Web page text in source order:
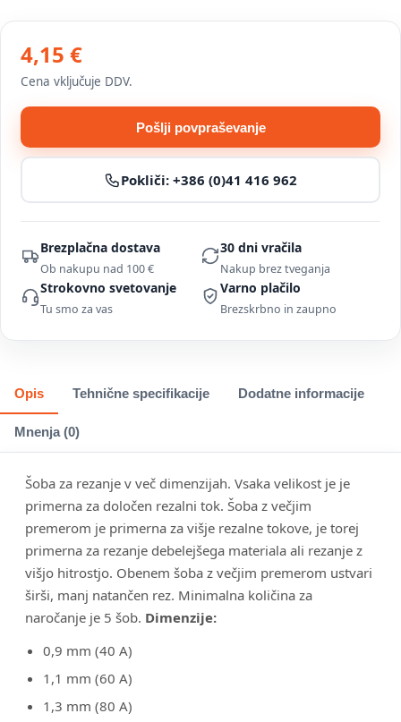
4,15 €
Cena vključuje DDV.
Pošlji povpraševanje
Pokliči: +386 (0)41 416 962
Brezplačna dostava
Ob nakupu nad 100 €
30 dni vračila
Nakup brez tveganja
Strokovno svetovanje
Tu smo za vas
Varno plačilo
Brezskrbno in zaupno
Opis Tehnične specifikacije Dodatne informacije
Mnenja (0)
Šoba za rezanje v več dimenzijah. Vsaka velikost je je
primerna za določen rezalni tok. Šoba z večjim
premerom je primerna za višje rezalne tokove, je torej
primerna za rezanje debelejšega materiala ali rezanje z
višjo hitrostjo. Obenem šoba z večjim premerom ustvari
širši, manj natančen rez. Minimalna količina za
naročanje je 5 šob. Dimenzije:
0,9 mm (40 A)
1,1 mm (60 A)
1,3 mm (80 A)